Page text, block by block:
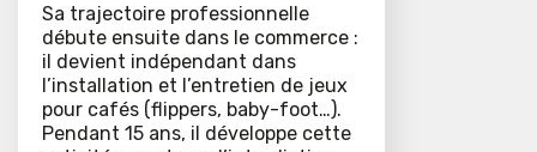
Sa trajectoire professionnelle
débute ensuite dans le commerce :
il devient indépendant dans
l’installation et l’entretien de jeux
pour cafés (flippers, baby-foot…).
Pendant 15 ans, il développe cette